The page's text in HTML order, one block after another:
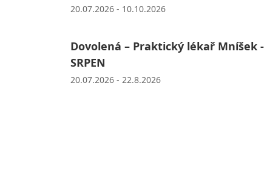
20.07.2026 - 10.10.2026
Dovolená – Praktický lékař Mníšek -
SRPEN
20.07.2026 - 22.8.2026